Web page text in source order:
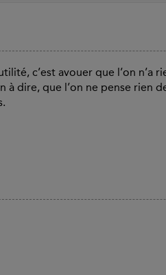
c’est avouer que l’on n’a
à dire, que l’on ne pense rien